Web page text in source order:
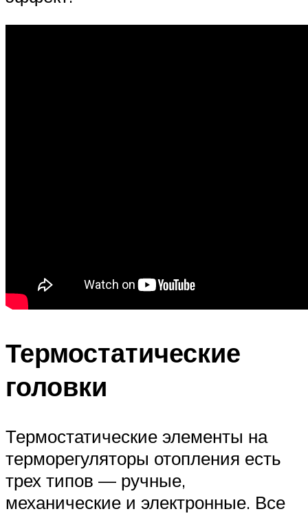
Термостатические
головки
Термостатические элементы на
терморегуляторы отопления есть
трех типов — ручные,
механические и электронные. Все